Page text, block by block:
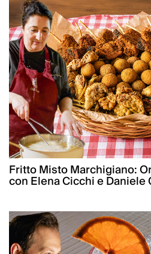
Fritto Misto Marchigiano:
con Elena Cicchi e Daniele